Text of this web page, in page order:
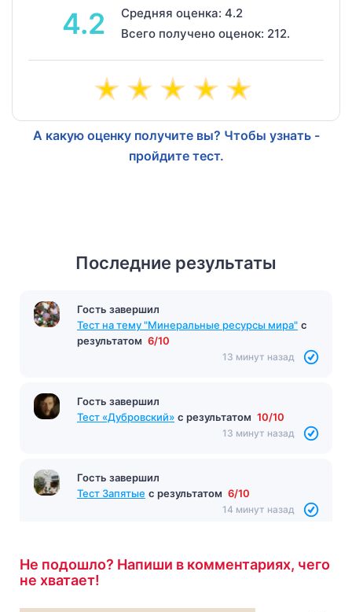
4.2
Средняя оценка: 4.2
Всего получено оценок: 212.
А какую оценку получите вы? Чтобы узнать -
пройдите тест.
Последние результаты
Гость завершил
Тест на тему "Минеральные ресурсы мира" с
результатом 6/10
13 минут назад
Гость завершил
Тест «Дубровский» с результатом 10/10
13 минут назад
Гость завершил
Тест Запятые с результатом 6/10
14 минут назад
Не подошло? Напиши в комментариях, чего
не хватает!